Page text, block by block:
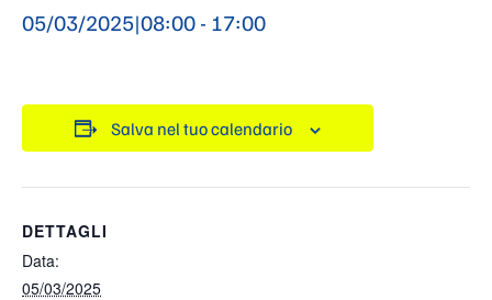
05/03/2025|08:00- 17:00
Salva nel tuo calendario
DETTAGLI
Data:
05/03/2025